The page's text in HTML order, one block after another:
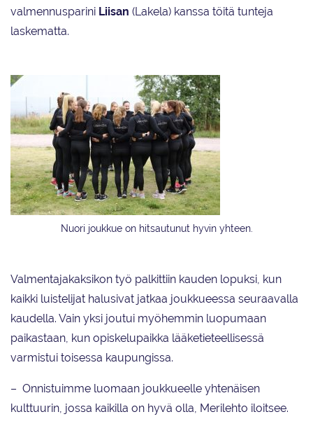
valmennusparini Liisan (Lakela) kanssa töitä tunteja
laskematta.
Nuori joukkue on hitsautunut hyvin yhteen.
Valmentajakaksikon työ palkittiin kauden lopuksi, kun
kaikki luistelijat halusivat jatkaa joukkueessa seuraavalla
kaudella. Vain yksi joutui myöhemmin luopumaan
paikastaan, kun opiskelupaikka lääketieteellisessä
varmistui toisessa kaupungissa.
– Onnistuimme luomaan joukkueelle yhtenäisen
kulttuurin, jossa kaikilla on hyvä olla, Merilehto iloitsee.